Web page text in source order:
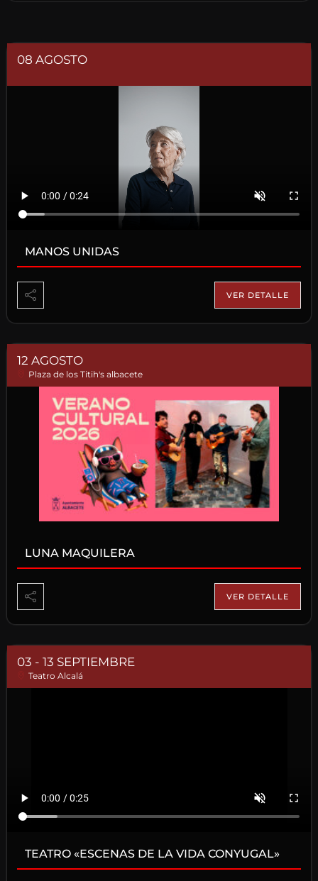
08 AGOSTO
MANOS UNIDAS
VER DETALLE
12 AGOSTO
Plaza de los Titih's albacete
LUNA MAQUILERA
VER DETALLE
03 - 13 SEPTIEMBRE
Teatro Alcalá
TEATRO «ESCENAS DE LA VIDA CONYUGAL»